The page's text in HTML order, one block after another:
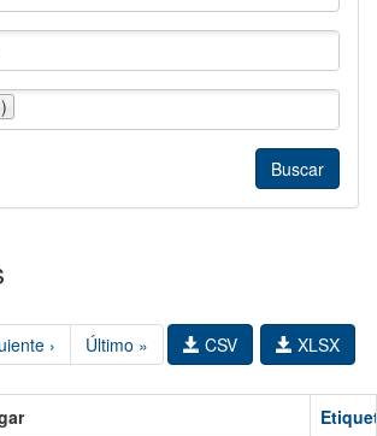
› Último » XLSX
CSV